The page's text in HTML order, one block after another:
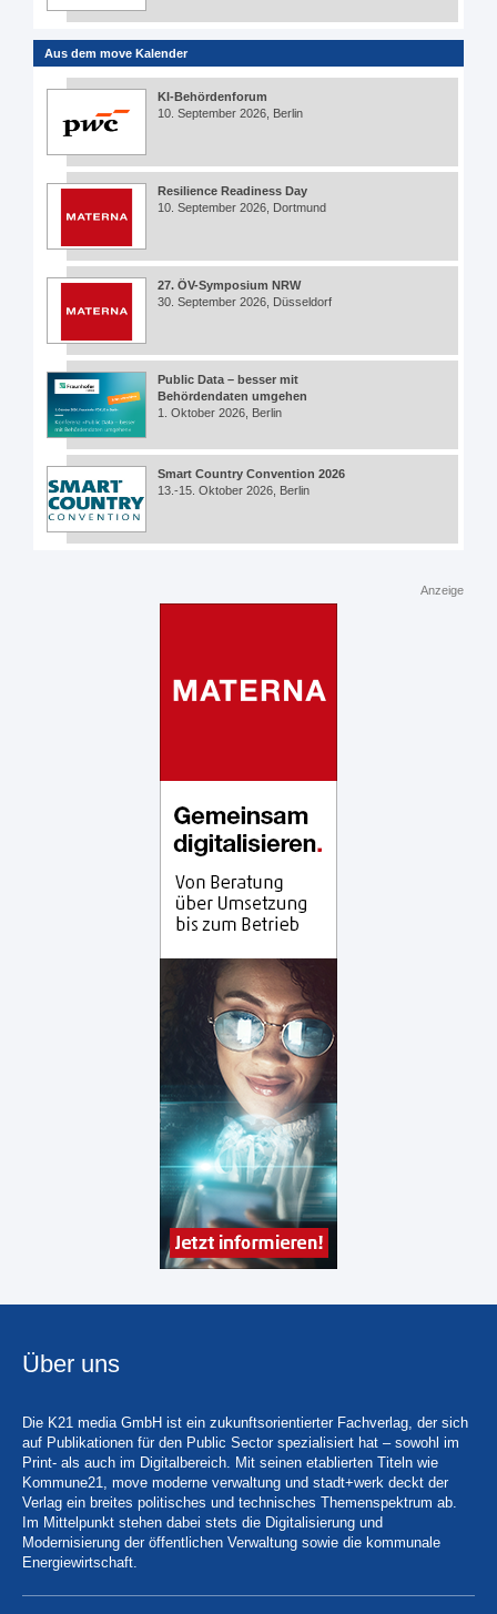
Aus dem move Kalender
KI-Behördenforum
10. September 2026, Berlin
Resilience Readiness Day
10. September 2026, Dortmund
27. ÖV-Symposium NRW
30. September 2026, Düsseldorf
Public Data – besser mit
Behördendaten umgehen
1. Oktober 2026, Berlin
Smart Country Convention 2026
13.-15. Oktober 2026, Berlin
Anzeige
Über uns
Die K21 media GmbH ist ein zukunftsorientierter Fachverlag, der sich
auf Publikationen für den Public Sector spezialisiert hat – sowohl im
Print- als auch im Digitalbereich. Mit seinen etablierten Titeln wie
Kommune21, move moderne verwaltung und stadt+werk deckt der
Verlag ein breites politisches und technisches Themenspektrum ab.
Im Mittelpunkt stehen dabei stets die Digitalisierung und
Modernisierung der öffentlichen Verwaltung sowie die kommunale
Energiewirtschaft.